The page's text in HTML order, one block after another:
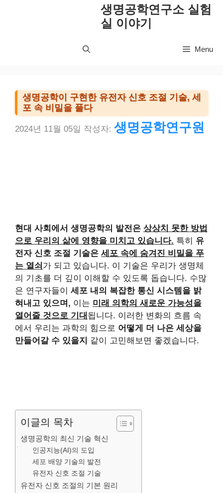
생명공학연구소 실험
실 이야기
Menu
생명공학이 구현한 유전자 신호 조절 기술, 세
포 속 비밀을 풀다
2024년 11월 05일 작성자: 생명공학연구원
현대 사회에서 생명공학의 발전은 상상치 못한 방법
으로 우리의 삶에 영향을 미치고 있습니다. 특히 유
전자 신호 조절 기술은 세포 속에 숨겨진 비밀을 푸
는 열쇠 가 되고 있습니다. 이 기술은 우리가 생명체
의 기초를 더 깊이 이해할 수 있도록 돕습니다. 수많
은 연구자들이 세포 내의 복잡한 통신 시스템을 밝
혀내고 있으며, 이는 미래 의학의 새로운 가능성을
열어줄 것으로 기대 됩니다. 이러한 변화의 흐름 속
에서 우리는 과학의 힘으로 어떻게 더 나은 세상을
만들어갈 수 있을지 같이 고민해보면 좋겠습니다.
이글의 목차
생명공학의 최신 기술 혁신
인공지능(AI)의 도입
세포 배양 기술의 발전
유전자 신호 조절 기술
유전자 신호 조절의 기본 원리